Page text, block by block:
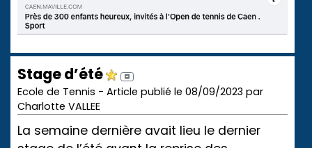
Stage d’été
Ecole de Tennis - Article publié le 08/09/2023 par
Charlotte VALLEE
La semaine dernière avait lieu le dernier